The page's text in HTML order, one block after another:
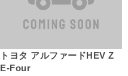
トヨタ アルファードHEV Z
E-Four